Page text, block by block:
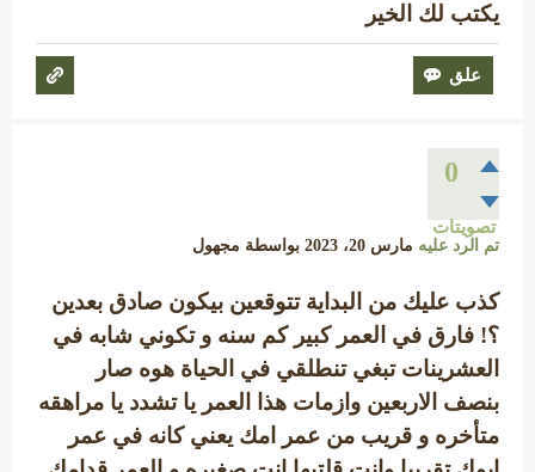
يكتب لك الخير
0
تصويتات
تم الرد عليه مارس 20، 2023 بواسطة مجهول
كذب عليك من البداية تتوقعين بيكون صادق بعدين
؟! فارق في العمر كبير كم سنه و تكوني شابه في
العشرينات تبغي تنطلقي في الحياة هوه صار
بنصف الاربعين وازمات هذا العمر يا تشدد يا مراهقه
متأخره و قريب من عمر امك يعني كانه في عمر